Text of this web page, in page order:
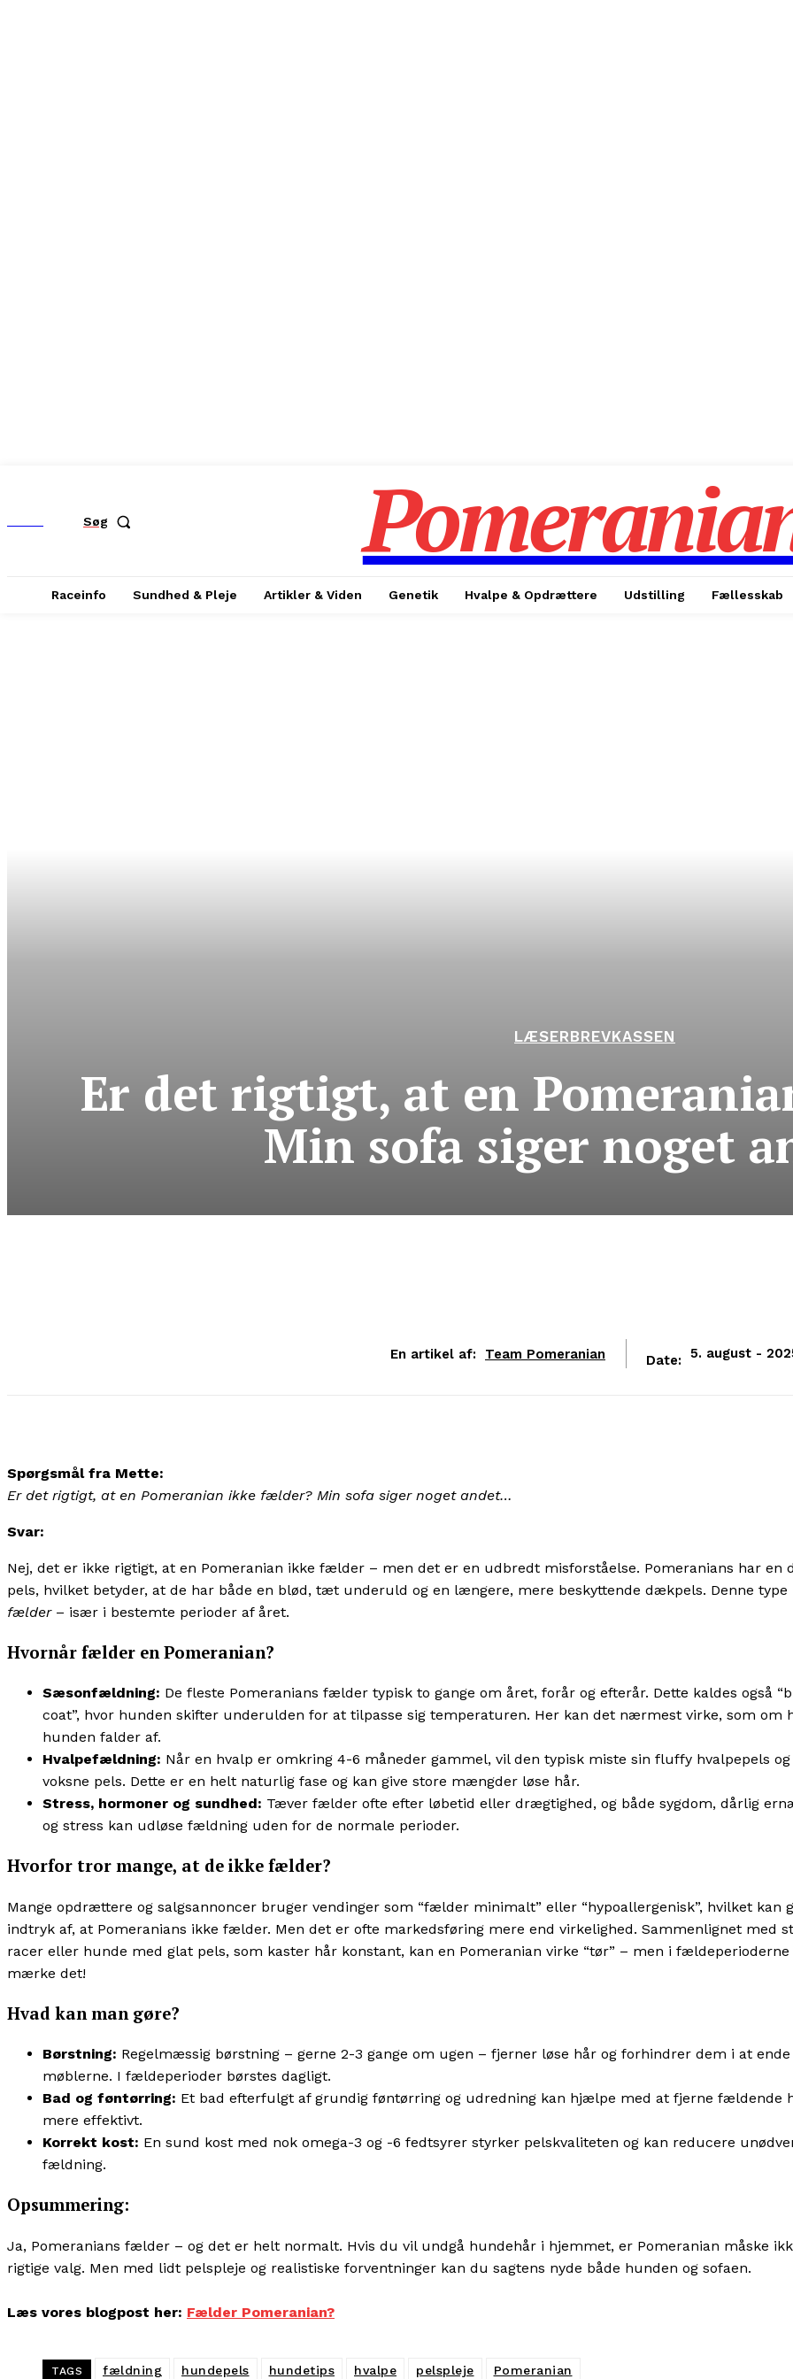
Søg
Raceinfo Sundhed & Pleje Artikler & Viden Genetik Hvalpe & Opdrættere Udstilling Fællesskab
LÆSERBREVKASSEN
Er det rigtigt, at en
Min sofa siger noget
En artikel af: Team Pomeranian Date: 5. august -
Spørgsmål fra Mette:
Er det rigtigt, at en Pomeranian ikke fælder? Min sofa siger noget andet…
Svar:
Nej, det er ikke rigtigt, at en Pomeranian ikke fælder – men det er en udbredt misforståelse. Pomeranians har en
pels, hvilket betyder, at de har både en blød, tæt underuld og en længere, mere beskyttende dækpels. Denne type
fælder– især i bestemte perioder af året.
Hvornår fælder en Pomeranian?
Sæsonfældning: De fleste Pomeranians fælder typisk to gange om året, forår og efterår. Dette kaldes også
coat”, hvor hunden skifter underulden for at tilpasse sig temperaturen. Her kan det nærmest virke, som om
hunden falder af.
Hvalpefældning: Når en hvalp er omkring 4-6 måneder gammel, vil den typisk miste sin fluffy hvalpepels og
voksne pels. Dette er en helt naturlig fase og kan give store mængder løse hår.
Stress, hormoner og sundhed: Tæver fælder ofte efter løbetid eller drægtighed, og både sygdom, dårlig
og stress kan udløse fældning uden for de normale perioder.
Hvorfor tror mange, at de ikke fælder?
Mange opdrættere og salgsannoncer bruger vendinger som “fælder minimalt” eller “hypoallergenisk”, hvilket kan
indtryk af, at Pomeranians ikke fælder. Men det er ofte markedsføring mere end virkelighed. Sammenlignet med
racer eller hunde med glat pels, som kaster hår konstant, kan en Pomeranian virke “tør” – men i fældeperioderne
mærke det!
Hvad kan man gøre?
Børstning: Regelmæssig børstning – gerne 2-3 gange om ugen – fjerner løse hår og forhindrer dem i at ende
møblerne. I fældeperioder børstes dagligt.
Bad og føntørring: Et bad efterfulgt af grundig føntørring og udredning kan hjælpe med at fjerne fældende
mere effektivt.
Korrekt kost: En sund kost med nok omega-3 og -6 fedtsyrer styrker pelskvaliteten og kan reducere
fældning.
Opsummering:
Ja, Pomeranians fælder – og det er helt normalt. Hvis du vil undgå hundehår i hjemmet, er Pomeranian måske
rigtige valg. Men med lidt pelspleje og realistiske forventninger kan du sagtens nyde både hunden og sofaen.
Læs vores blogpost her: Fælder Pomeranian?
TAGS fældning hundepels hundetips hvalpe pelspleje Pomeranian